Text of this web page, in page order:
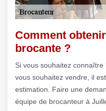
Comment
brocante ?
Si vous souhaitez
vous souhaitez vendre, il
estimation. Faire une
équipe de brocanteur à